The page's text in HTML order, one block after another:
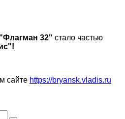
"Флагман 32" стало частью
сайте https://bryansk.vladis.ru